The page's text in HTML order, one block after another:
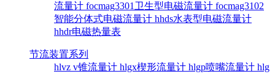
流量计 focmag3301卫生型电磁流量计 focmag3102
智能分体式电磁流量计 hhds水表型电磁流量计
hhdr电磁热量表
节流装置系列
hlvz v锥流量计 hlgx楔形流量计 hlgp喷嘴流量计 hlg